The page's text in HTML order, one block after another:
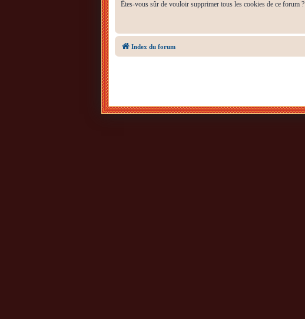
Êtes-vous sûr de vouloir supprimer tous les cookies de ce forum ?
Index du forum